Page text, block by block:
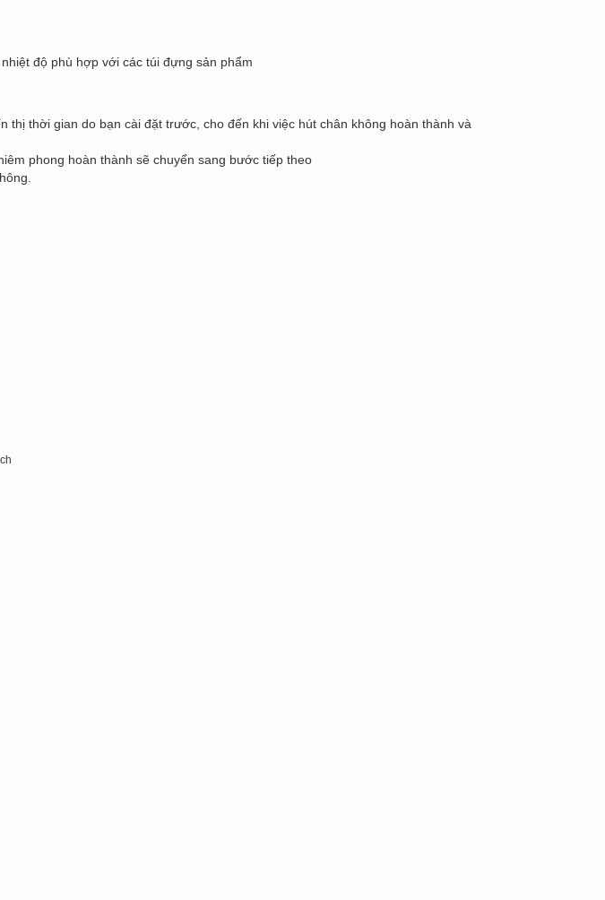
độ phù hợp với các túi đựng sản phẩm
thời gian do bạn cài đặt trước, cho đến khi việc hút chân không hoàn thành và
phong hoàn thành sẽ chuyển sang bước tiếp theo